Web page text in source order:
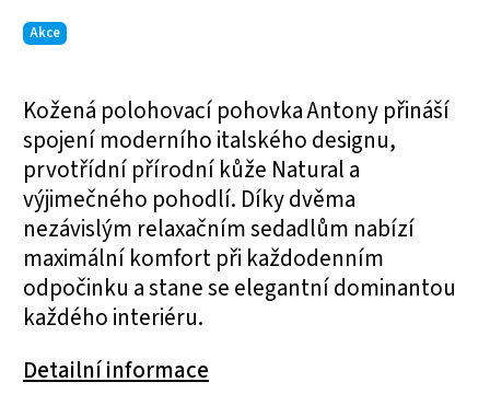
Kožená polohovací pohovka Antony přináší
spojení moderního italského designu,
prvotřídní přírodní kůže Natural a
výjimečného pohodlí. Díky dvěma
nezávislým relaxačním sedadlům nabízí
maximální komfort při každodenním
odpočinku a stane se elegantní dominantou
každého interiéru.
Detailní informace
Akce